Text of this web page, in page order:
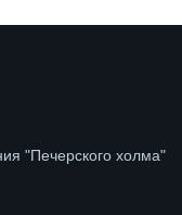
"Печерского холма"